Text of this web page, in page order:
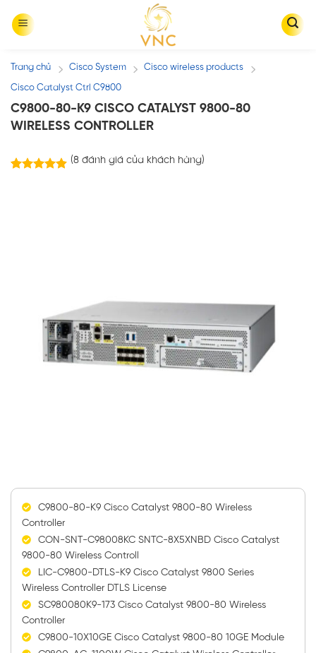
Trang chủ / Cisco System / Cisco wireless products /
Cisco Catalyst Ctrl C9800
C9800-80-K9 CISCO CATALYST 9800-80
WIRELESS CONTROLLER
(8đánh giá của khách hàng)
C9800-80-K9 Cisco Catalyst 9800-80 Wireless
Controller
CON-SNT-C98008KC SNTC-8X5XNBD Cisco Catalyst
9800-80 Wireless Controll
LIC-C9800-DTLS-K9 Cisco Catalyst 9800 Series
Wireless Controller DTLS License
SC980080K9-173 Cisco Catalyst 9800-80 Wireless
Controller
C9800-10X10GE Cisco Catalyst 9800-80 10GE Module